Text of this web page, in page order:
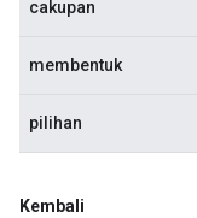
cakupan
membentuk
pilihan
Kembali